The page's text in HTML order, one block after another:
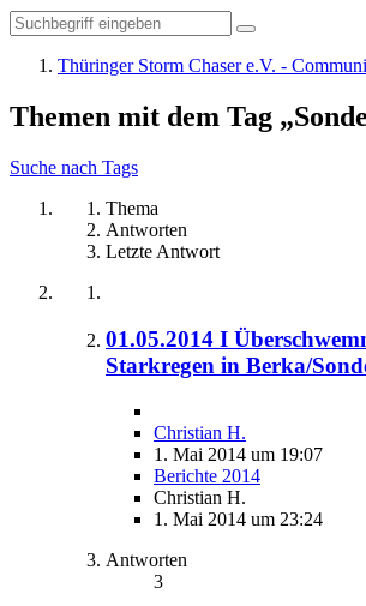
Thüringer Storm Chaser e.V. -
Themen mit dem Tag
Suche nach Tags
Thema
Antworten
Letzte Antwort
01.05.2014 I
Starkregen in Berka/
Christian H.
1. Mai 2014 um 19:07
Berichte 2014
Christian H.
1. Mai 2014 um 23:24
Antworten
3